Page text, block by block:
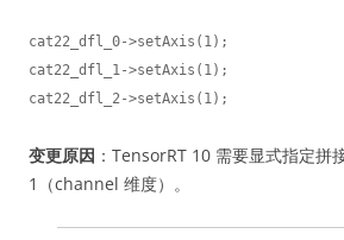
cat22_dfl_0->setAxis(1);
cat22_dfl_1->setAxis(1);
cat22_dfl_2->setAxis(1);
变更原因 ：TensorRT 10 需要显式指定拼
1（channel 维度）。